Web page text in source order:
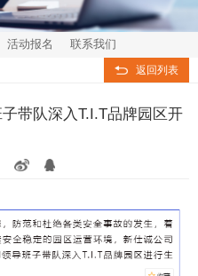
活动报名 联系我们
返回列表
带队深入T.I.T品牌园区开